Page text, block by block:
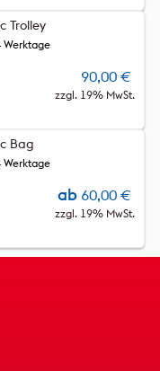
Trolley
90,00 €
zzgl. 19% MwSt.
Werktage
Bag
Werktage
ab 60,00 €
zzgl. 19% MwSt.